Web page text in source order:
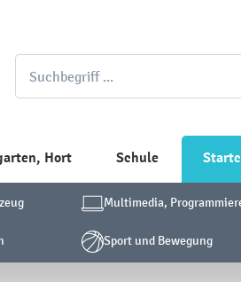
Hort Schule
Multimedia,
Sport und Bewegung